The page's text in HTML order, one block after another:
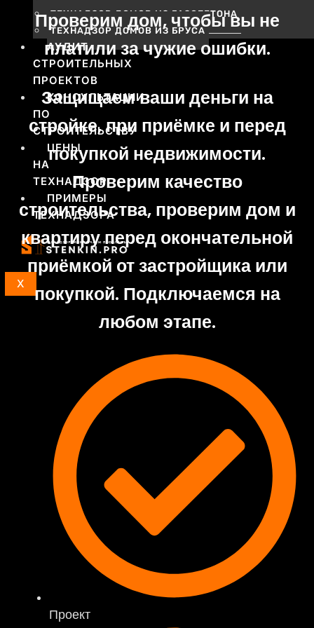
ТЕХНАДЗОР ДОМОВ ИЗ ГАЗОБЕТОНА
ТЕХНАДЗОР ДОМОВ ИЗ БРУСА
АУДИТ
СТРОИТЕЛЬНЫХ
ПРОЕКТОВ
КОНСУЛЬТАЦИИ
ПО
СТРОИТЕЛЬСТВУ
ЦЕНЫ
НА
ТЕХНАДЗОР
ПРИМЕРЫ
ТЕХНАДЗОРА
X
Проверим дом, чтобы вы не
платили за чужие ошибки.
Защищаем ваши деньги на
стройке, при приёмке и перед
покупкой недвижимости.
Проверим качество
строительства, проверим дом и
квартиру перед окончательной
приёмкой от застройщика или
покупкой. Подключаемся на
любом этапе.
Проект